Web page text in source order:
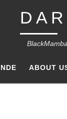
D A
ABOUT